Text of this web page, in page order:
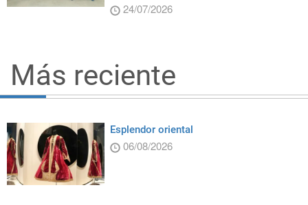
24/07/2026
Más reciente
Esplendor oriental
06/08/2026